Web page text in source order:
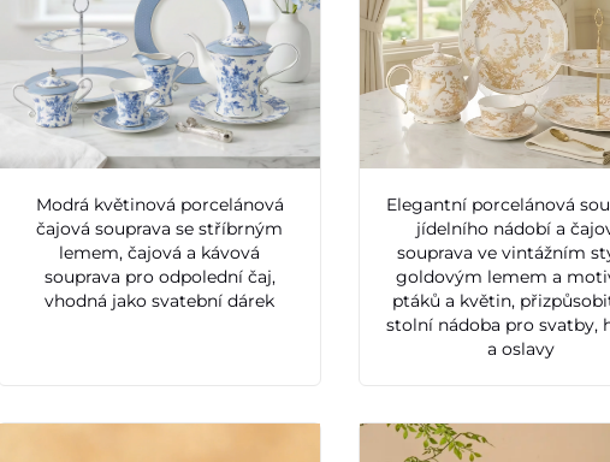
Modrá květinová porcelánová
čajová souprava se stříbrným
lemem, čajová a kávová
souprava pro odpolední čaj,
vhodná jako svatební dárek
Elegantní porcelánová
jídelního nádobí a
souprava ve vintážním
goldovým lemem a
ptáků a květin,
stolní nádoba pro svatby,
a oslavy